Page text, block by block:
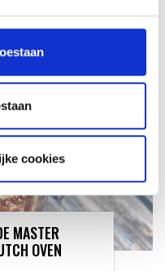
cookies
MASTER
OVEN